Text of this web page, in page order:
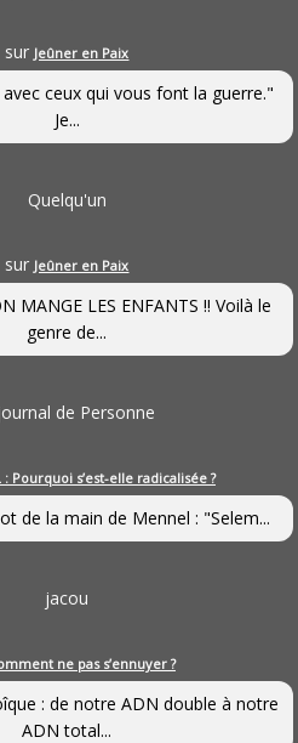
sur Jeûner en Paix
avec ceux qui vous font la guerre."
Je...
Quelqu'un
sur Jeûner en Paix
MANGE LES ENFANTS !! Voilà le
genre de...
de Personne
: Pourquoi s’est-elle radicalisée ?
de la main de Mennel : "Selem...
jacou
ne pas s’ennuyer ?
: de notre ADN double à notre
ADN total...